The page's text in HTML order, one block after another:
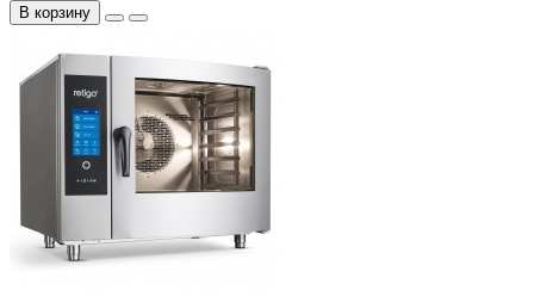
В корзину